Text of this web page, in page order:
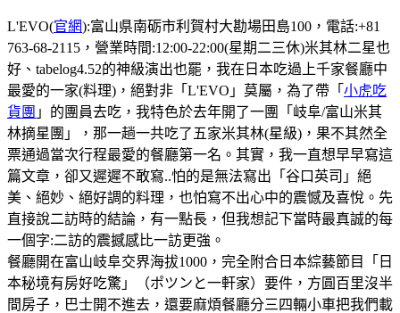
L'EVO(官網):富山県南砺市利賀村大勘場田島100，電話:+81
763-68-2115，營業時間:12:00-22:00(星期二三休)米其林二星也
好、tabelog4.52的神級演出也罷，我在日本吃過上千家餐廳中
最愛的一家(料理)，絕對非「L'EVO」莫屬，為了帶「 小虎吃
貨團 」的團員去吃，我特色於去年開了一團「岐阜/富山米其
林摘星團」，那一趟一共吃了五家米其林(星級)，果不其然全
票通過當次行程最愛的餐廳第一名。其實，我一直想早早寫這
篇文章，卻又遲遲不敢寫..怕的是無法寫出「谷口英司」絕
美、絕妙、絕好調的料理，也怕寫不出心中的震憾及喜悅。先
直接說二訪時的結論，有一點長，但我想記下當時最真誠的每
一個字:二訪的震撼感比一訪更強。
餐廳開在富山岐阜交界海拔1000，完全附合日本綜藝節目「日
本秘境有房好吃驚」（ポツンと一軒家）要件，方圓百里沒半
間房子，巴士開不進去，還要麻煩餐廳分三四輛小車把我們載